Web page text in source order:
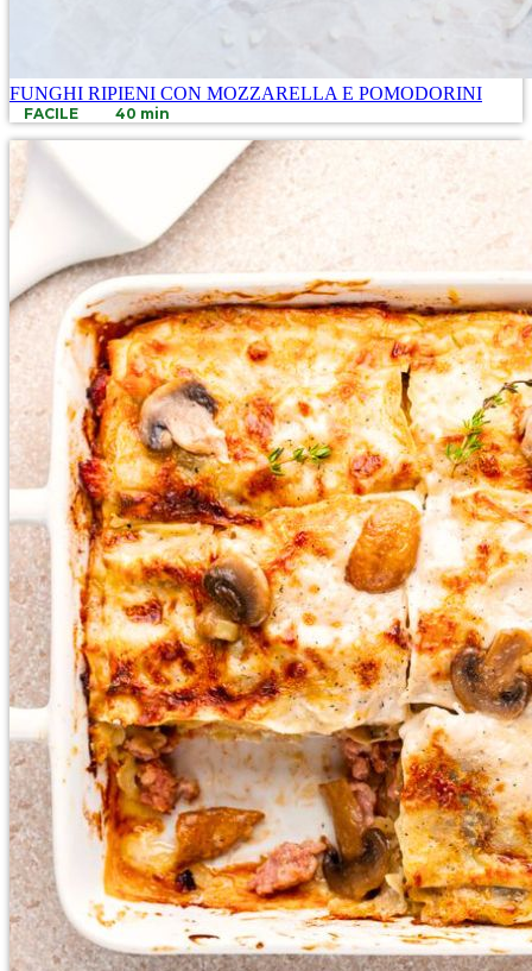
FUNGHI RIPIENI CON MOZZARELLA E POMODORINI
FACILE 40 min